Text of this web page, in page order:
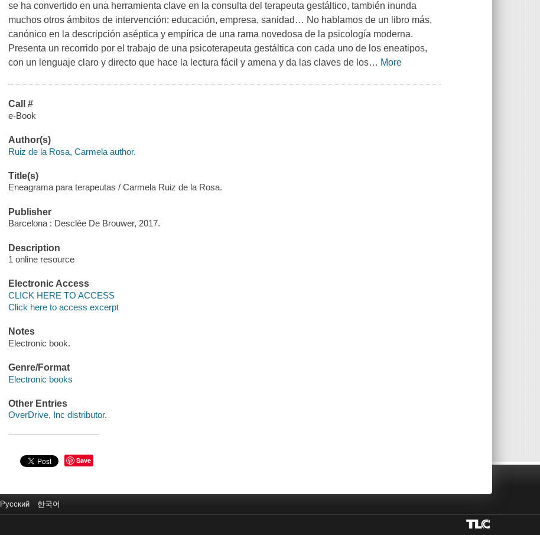
se ha convertido en una herramienta clave en la consulta del terapeuta gestáltico, también inunda
muchos otros ámbitos de intervención: educación, empresa, sanidad… No hablamos de un libro más,
canónico en la descripción aséptica y empírica de una rama novedosa de la psicología moderna.
Presenta un recorrido por el trabajo de una psicoterapeuta gestáltica con cada uno de los eneatipos,
con un lenguaje claro y directo que hace la lectura fácil y amena y da las claves de los… More
Call #
e-Book
Author(s)
Ruiz de la Rosa, Carmela author.
Title(s)
Eneagrama para terapeutas / Carmela Ruiz de la Rosa.
Publisher
Barcelona : Desclée De Brouwer, 2017.
Description
1 online resource
Electronic Access
CLICK HERE TO ACCESS
Click here to access excerpt
Notes
Electronic book.
Genre/Format
Electronic books
Other Entries
OverDrive, Inc distributor.
Save
Русский 한국어